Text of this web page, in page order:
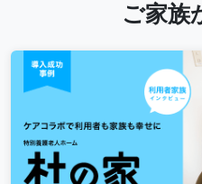
ご家族